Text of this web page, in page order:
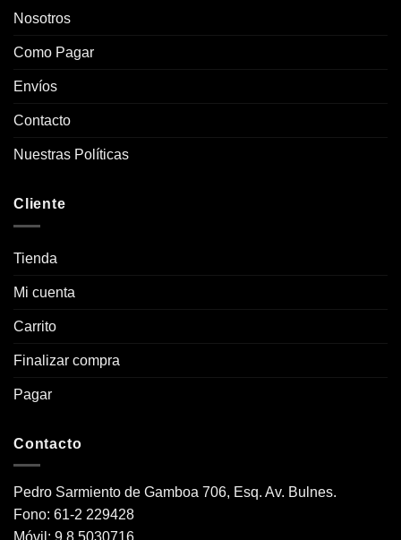
Nosotros
Como Pagar
Envíos
Contacto
Nuestras Políticas
Cliente
Tienda
Mi cuenta
Carrito
Finalizar compra
Pagar
Contacto
Pedro Sarmiento de Gamboa 706, Esq. Av. Bulnes.
Fono: 61-2 229428